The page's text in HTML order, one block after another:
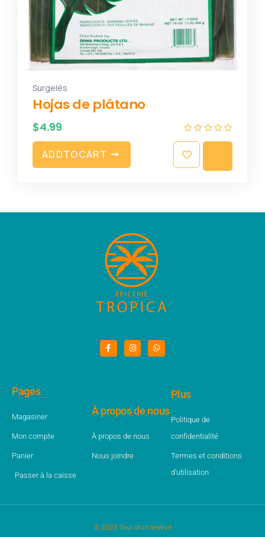
Surgelés
Hojas de plátano
$4.99
ADDTOCART
Pages
Magasiner
Mon compte
Panier
Passer à la caisse
À propos de nous
À propos de nous
Nous joindre
Plus
Politique de
confidentialité
Termes et conditions
d'utilisation
© 2023 Tout droit réservé